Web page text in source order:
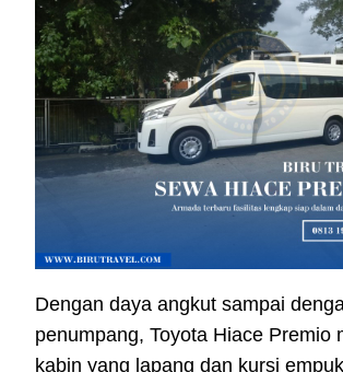
Dengan daya angkut sampai
penumpang, Toyota Hiace Premio
kabin yang lapang dan kursi